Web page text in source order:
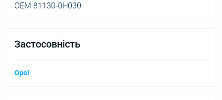
ОЕМ 81130-0H030
Застосовність
Opel